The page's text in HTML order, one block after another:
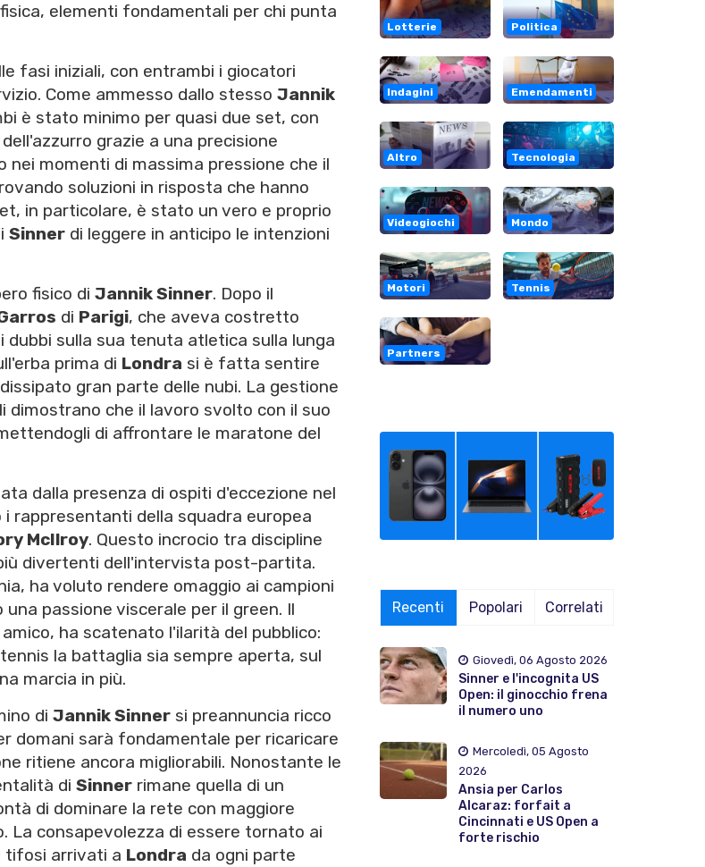
elementi fondamentali per chi punta
fasi iniziali, con entrambi i giocatori
Come ammesso dallo stesso Jannik
è stato minimo per quasi due set, con
grazie a una precisione
momenti di massima pressione che il
soluzioni in risposta che hanno
in particolare, è stato un vero e proprio
Sinner di leggere in anticipo le intenzioni
fisico di Jannik Sinner. Dopo il
di Parigi, che aveva costretto
sulla sua tenuta atletica sulla lunga
prima di Londra si è fatta sentire
gran parte delle nubi. La gestione
dimostrano che il lavoro svolto con il suo
di affrontare le maratone del
dalla presenza di ospiti d'eccezione nel
rappresentanti della squadra europea
McIlroy. Questo incrocio tra discipline
divertenti dell'intervista post-partita.
ha voluto rendere omaggio ai campioni
passione viscerale per il green. Il
ha scatenato l'ilarità del pubblico:
la battaglia sia sempre aperta, sul
marcia in più.
di Jannik Sinner si preannuncia ricco
domani sarà fondamentale per ricaricare
ritiene ancora migliorabili. Nonostante le
di Sinner rimane quella di un
di dominare la rete con maggiore
consapevolezza di essere tornato ai
tifosi arrivati a Londra da ogni parte
Lotterie Politica
Indagini Emendamenti
Altro Tecnologia
Videogiochi Mondo
Motori Tennis
Partners
Recenti Popolari Correlati
Giovedì, 06 Agosto 2026
Sinner e l'incognita US
Open: il ginocchio frena
il numero uno
Mercoledì, 05 Agosto
2026
Ansia per Carlos
Alcaraz: forfait a
Cincinnati e US Open a
forte rischio